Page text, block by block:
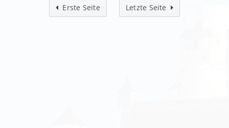
Erste Seite Letzte Seite